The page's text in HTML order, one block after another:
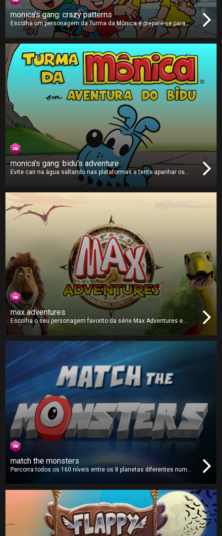
monica’s gang: crazy patterns
Escolha um personagem da Turma da Mônica e prepare-se para
replicar os padrões que aparecem no ecrã. O jogo vai aumentando
que consegue acertar em todas as combinações corretas e
chegar à pontuação máxima?
monica’s gang: bidu’s adventure
Evite cair na água saltando nas plataformas e tente apanhar os
relógios para ganhar mais tempo e continuar a saltar. Será que
max adventures
Escolha o seu personagem favorito da série Max Adventures e
jogue com os seus amigos neste jogo de tabuleiro imprevisível.
Atire o dado e vença os seus opositores até à linha de chegada!
match the monsters
Percorra todos os 160 níveis entre os 8 planetas diferentes num
altamente divertido e viciante!